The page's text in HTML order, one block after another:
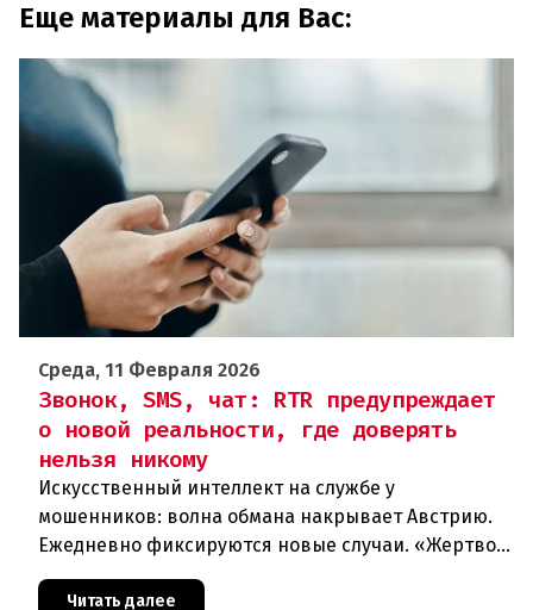
Еще материалы для Вас:
Среда, 11 Февраля 2026
Звонок, SMS, чат: RTR предупреждает
о новой реальности, где доверять
нельзя никому
Искусственный интеллект на службе у
мошенников: волна обмана накрывает Австрию.
Ежедневно фиксируются новые случаи. «Жертвой
интернете с использованием искус
Читать далее